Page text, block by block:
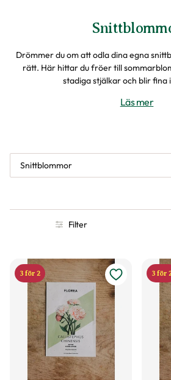
Drömmer du om att odla dina egna
rätt. Här hittar du fröer till
stadiga stjälkar och blir fina
Läs mer
Filter
3 för 2 3 för